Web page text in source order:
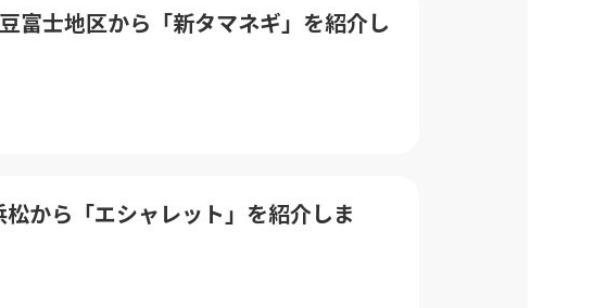
富士地区から「新タマネギ」を紹介し
から「エシャレット」を紹介しま